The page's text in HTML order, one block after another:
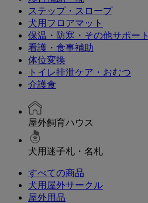
ステップ・スロープ
犬用フロアマット
保温・防寒・その他サポート
看護・食事補助
体位変換
トイレ排泄ケア・おむつ
介護食
屋外飼育ハウス
犬用迷子札・名札
すべての商品
犬用屋外サークル
屋外用品